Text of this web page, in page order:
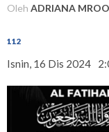
Oleh ADRIANA
112
Isnin, 16 Dis 2024